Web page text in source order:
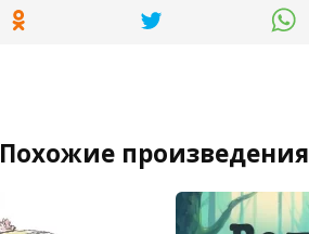
Похожие произведения